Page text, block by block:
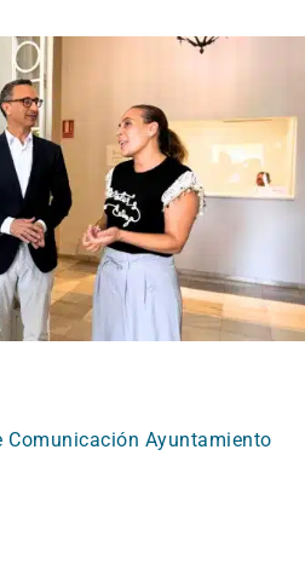
Comunicación Ayuntamiento